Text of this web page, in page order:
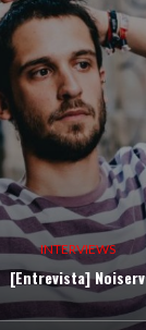
INTERVIEWS
[Entrevista] Noiserv